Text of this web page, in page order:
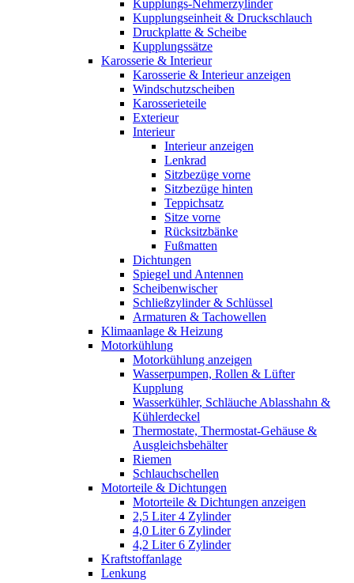
Kupplungs-Nehmerzylinder
Kupplungseinheit & Druckschlauch
Druckplatte & Scheibe
Kupplungssätze
Karosserie & Interieur
Karosserie & Interieur anzeigen
Windschutzscheiben
Karosserieteile
Exterieur
Interieur
Interieur anzeigen
Lenkrad
Sitzbezüge vorne
Sitzbezüge hinten
Teppichsatz
Sitze vorne
Rücksitzbänke
Fußmatten
Dichtungen
Spiegel und Antennen
Scheibenwischer
Schließzylinder & Schlüssel
Armaturen & Tachowellen
Klimaanlage & Heizung
Motorkühlung
Motorkühlung anzeigen
Wasserpumpen, Rollen & Lüfter
Kupplung
Wasserkühler, Schläuche Ablasshahn &
Kühlerdeckel
Thermostate, Thermostat-Gehäuse &
Ausgleichsbehälter
Riemen
Schlauchschellen
Motorteile & Dichtungen
Motorteile & Dichtungen anzeigen
2,5 Liter 4 Zylinder
4,0 Liter 6 Zylinder
4,2 Liter 6 Zylinder
Kraftstoffanlage
Lenkung